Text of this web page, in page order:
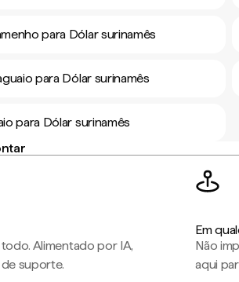
para Dólar surinamês
para Dólar surinamês
para Dólar surinamês
Alimentado por IA,
suporte.
Em
Não
aqui